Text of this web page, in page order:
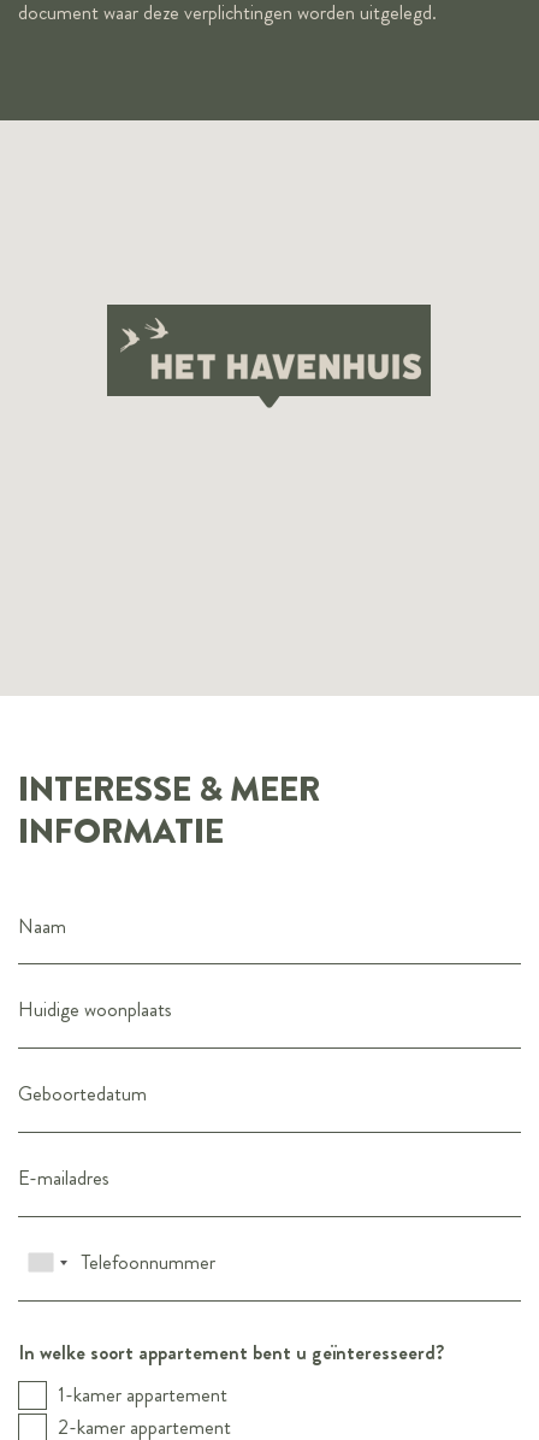
document waar deze verplichtingen worden uitgelegd.
INTERESSE & MEER
INFORMATIE
In welke soort appartement bent u geïnteresseerd?
1-kamer appartement
2-kamer appartement